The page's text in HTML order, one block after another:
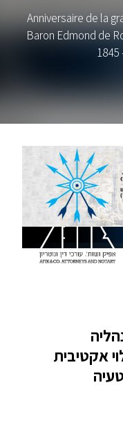
Anniversaire de la
Baron Edmond de
1845
אקטיבית